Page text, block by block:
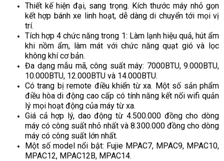
Thiết kế hiện đại, sang trọng. Kích thước máy nhỏ gọn
kết hợp bánh xe linh hoạt, dễ dàng di chuyển tới mọi vị
trí.
Tích hợp 4 chức năng trong 1: Làm lạnh hiệu quả, hút ẩm
khi nồm ẩm, làm mát với chức năng quạt gió và lọc
không khí cơ bản.
Đa dạng mẫu mã, công suất máy: 7000BTU, 9.000BTU,
10.000BTU, 12.000BTU và 14.000BTU.
Có trang bị remote điều khiển từ xa. Một số sản phẩm
điều hòa di động cao cấp có tính năng kết nối wifi quản
lý mọi hoạt động của máy từ xa.
Giá cả hợp lý, dao động từ 4.500.000 đồng cho dòng
máy có công suất nhỏ nhất và 8.300.000 đồng cho dòng
máy có công suất lớn nhất.
Một số model nổi bật: Fujie MPAC7, MPAC9, MPAC10,
MPAC12, MPAC12B, MPAC14.